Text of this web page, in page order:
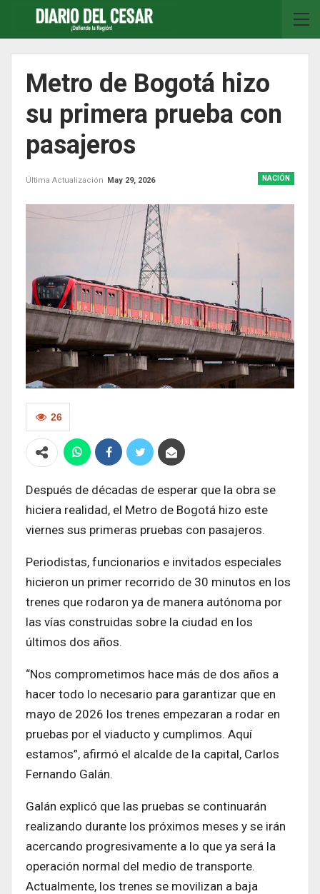
Metro de Bogotá hizo
su primera prueba con
pasajeros
NACIÓN
Última Actualización May 29, 2026
26
Después de décadas de esperar que la obra se
hiciera realidad, el Metro de Bogotá hizo este
viernes sus primeras pruebas con pasajeros.
Periodistas, funcionarios e invitados especiales
hicieron un primer recorrido de 30 minutos en los
trenes que rodaron ya de manera autónoma por
las vías construidas sobre la ciudad en los
últimos dos años.
“Nos comprometimos hace más de dos años a
hacer todo lo necesario para garantizar que en
mayo de 2026 los trenes empezaran a rodar en
pruebas por el viaducto y cumplimos. Aquí
estamos”, afirmó el alcalde de la capital, Carlos
Fernando Galán.
Galán explicó que las pruebas se continuarán
realizando durante los próximos meses y se irán
acercando progresivamente a lo que ya será la
operación normal del medio de transporte.
Actualmente, los trenes se movilizan a baja